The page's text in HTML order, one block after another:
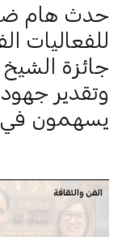
حدث هام
للفعاليات
جائزة الشيخ
وتقدير
يسهمون في
الفن والثقافة